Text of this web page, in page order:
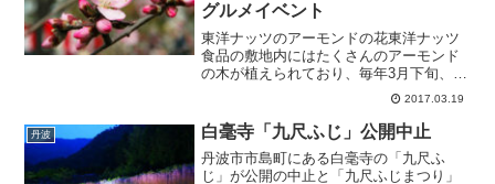
グルメイベント
東洋ナッツのアーモンドの花東洋ナッツ
食品の敷地内にはたくさんのアーモンド
の木が植えられており、毎年3月下旬、ア
ーモンドの花が見頃を迎える頃、「アー
モンドフェスティバル」が開催されま
す。アーモンドの花は桜の花に似ていま
すが、大きさは一回り大き...
2017.03.19
丹波 白毫寺「九尺ふじ」公開中止
丹波市市島町にある白毫寺の「九尺ふ
じ」が公開の中止と「九尺ふじまつり」